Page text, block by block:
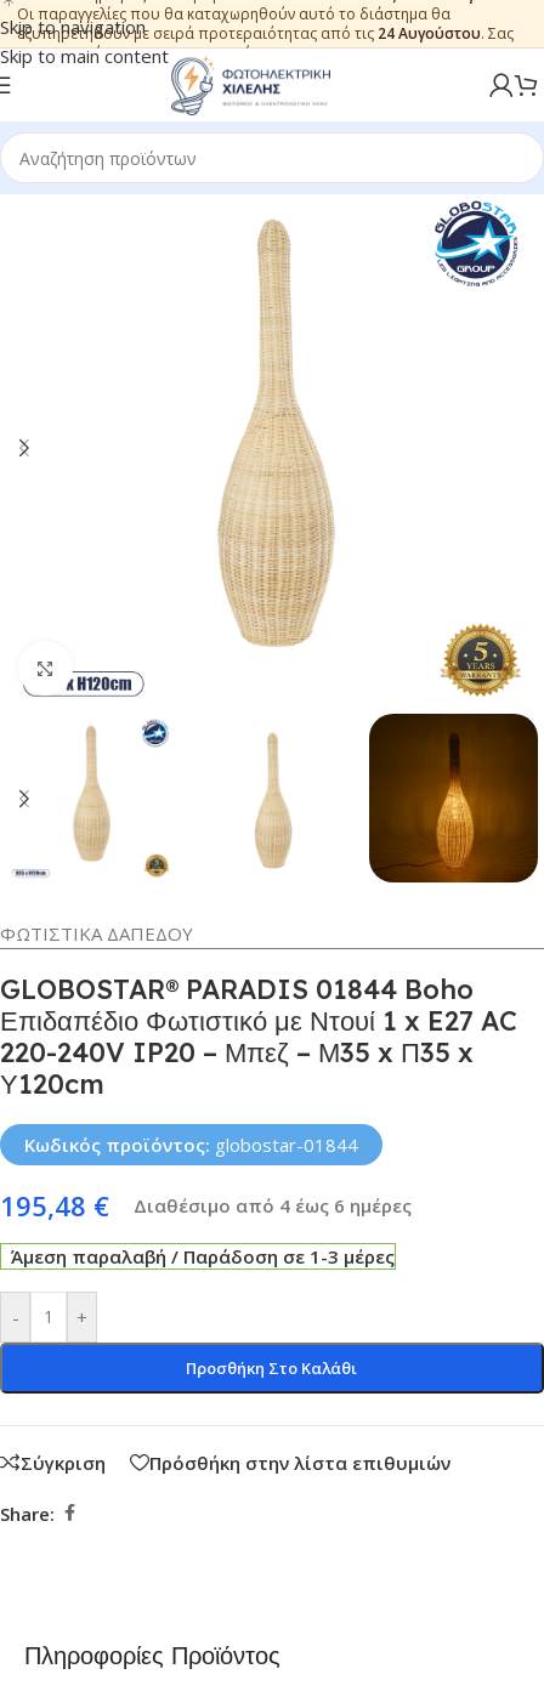
Skip to navigation
Skip to main content
Οι παραγγελίες που θα καταχωρηθούν αυτό το διάστημα θα
εξυπηρετηθούν με σειρά προτεραιότητας από τις 24 Αυγούστου. Σας
ευχαριστούμε για την εμπιστοσύνη.
Κλικ για μεγέθυνση
ΦΩΤΙΣΤΙΚΑ ΔΑΠΕΔΟΥ
GLOBOSTAR® PARADIS 01844 Boho
Επιδαπέδιο Φωτιστικό με Ντουί 1 x E27 AC
220-240V IP20 – Μπεζ – Μ35 x Π35 x
Υ120cm
Κωδικός προϊόντος: globostar-01844
195,48 € Διαθέσιμο από 4 έως 6 ημέρες
Άμεση παραλαβή / Παράδοση σε 1-3 μέρες
- +
Προσθήκη Στο Καλάθι
Σύγκριση Πρόσθήκη στην λίστα επιθυμιών
Share:
Πληροφορίες Προϊόντος